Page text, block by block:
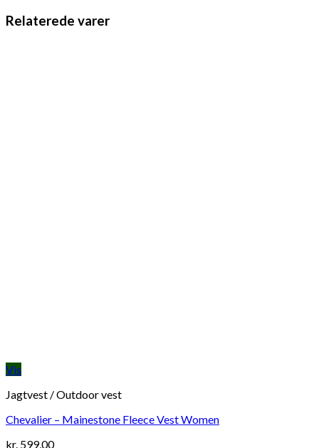
Relaterede varer
Vis
Jagtvest / Outdoor vest
Chevalier – Mainestone Fleece Vest Women
kr. 599,00